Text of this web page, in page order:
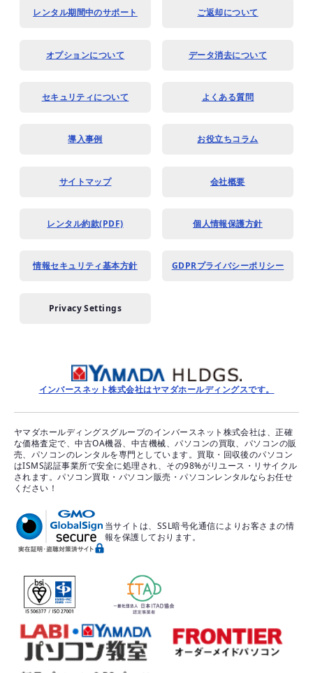
レンタル期間中のサポート ご返却について
オプションについて データ消去について
セキュリティについて よくある質問
導入事例 お役立ちコラム
サイトマップ 会社概要
レンタル約款(PDF) 個人情報保護方針
情報セキュリティ基本方針 GDPRプライバシーポリシー
Privacy Settings
インバースネット株式会社はヤマダホールディングスです。
ヤマダホールディングスグループのインバースネット株式会社は、正確
な価格査定で、中古OA機器、中古機械、パソコンの買取、パソコンの販
売、パソコンのレンタルを専門としています。買取・回収後のパソコン
はISMS認証事業所で安全に処理され、その98%がリユース・リサイクル
されます。パソコン買取・パソコン販売・パソコンレンタルならお任せ
ください！
当サイトは、SSL暗号化通信によりお客さまの情
報を保護しております。